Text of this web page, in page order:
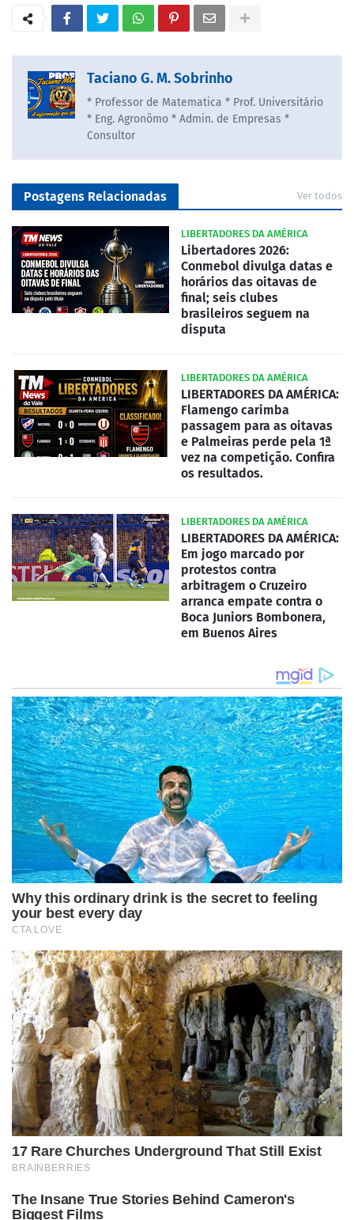
Taciano G. M. Sobrinho
* Professor de Matematica * Prof. Universitário
* Eng. Agronômo * Admin. de Empresas *
Consultor
Postagens Relacionadas Ver todos
LIBERTADORES DA AMÉRICA
Libertadores 2026:
Conmebol divulga datas e
horários das oitavas de
final; seis clubes
brasileiros seguem na
disputa
LIBERTADORES DA AMÉRICA
LIBERTADORES DA AMÉRICA:
Flamengo carimba
passagem para as oitavas
e Palmeiras perde pela 1ª
vez na competição. Confira
os resultados.
LIBERTADORES DA AMÉRICA
LIBERTADORES DA AMÉRICA:
Em jogo marcado por
protestos contra
arbitragem o Cruzeiro
arranca empate contra o
Boca Juniors Bombonera,
em Buenos Aires